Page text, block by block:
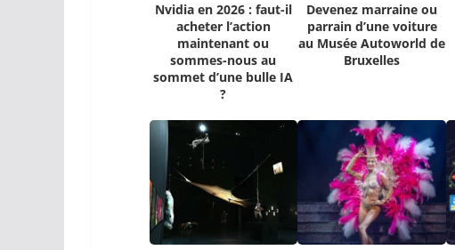
Nvidia en 2026 : faut-il
acheter l’action
maintenant ou
sommes-nous au
sommet d’une bulle IA
?
Devenez marraine ou
parrain d’une voiture
au Musée Autoworld de
Bruxelles